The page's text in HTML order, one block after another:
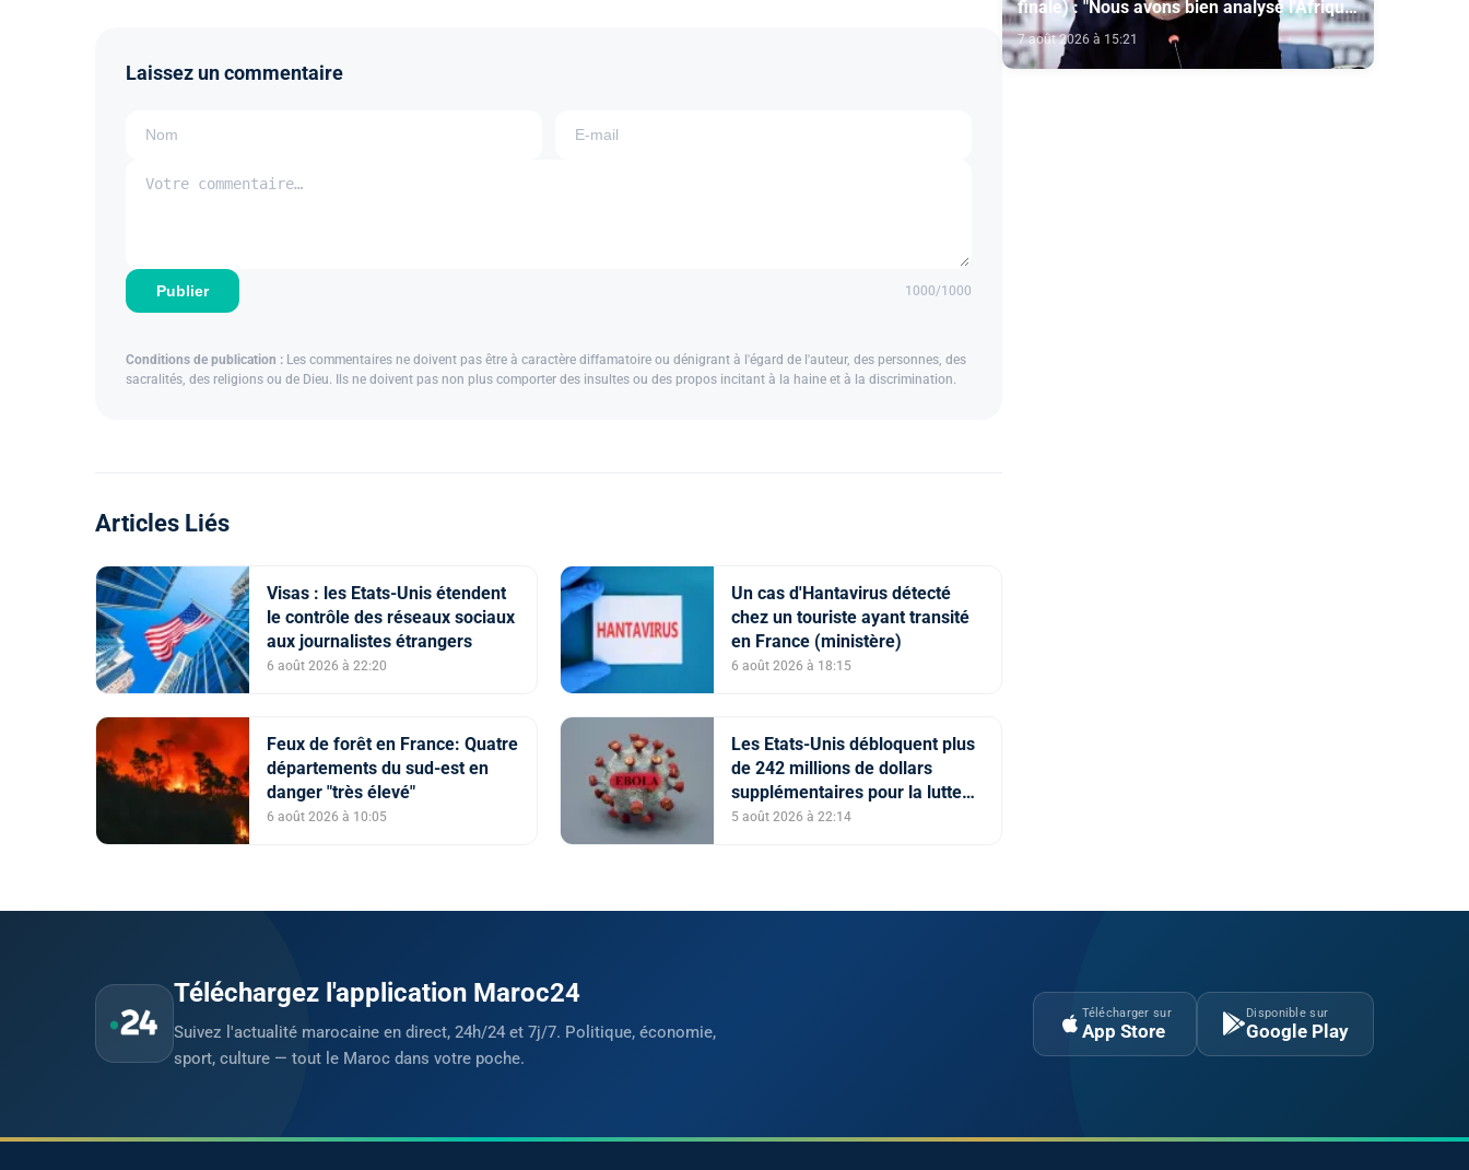
Laissez un commentaire
Publier 1000/1000
Conditions de publication : Les commentaires ne doivent pas être à caractère diffamatoire ou dénigrant à l'égard de l'auteur, des personnes, des
sacralités, des religions ou de Dieu. Ils ne doivent pas non plus comporter des insultes ou des propos incitant à la haine et à la discrimination.
Articles Liés
Visas : les Etats-Unis étendent
le contrôle des réseaux sociaux
aux journalistes étrangers
6 août 2026 à 22:20
Un cas d'Hantavirus détecté
chez un touriste ayant transité
en France (ministère)
6 août 2026 à 18:15
Feux de forêt en France: Quatre
départements du sud-est en
danger "très élevé"
6 août 2026 à 10:05
Les Etats-Unis débloquent plus
de 242 millions de dollars
supplémentaires pour la lutte
contre Ebola
5 août 2026 à 22:14
finale) : "Nous avons bien analysé l'Afrique
du Sud pour aller chercher la victoire"
(Jorge Vilda)
7 août 2026 à 15:21
Téléchargez l'application Maroc24
Suivez l'actualité marocaine en direct, 24h/24 et 7j/7. Politique, économie,
sport, culture — tout le Maroc dans votre poche.
Télécharger sur
App Store
Disponible sur
Google Play